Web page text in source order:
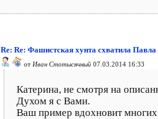
Re: Re: Фашистская хунта схватила Павла
от Иван Стотысячный 07.03.2014 16:33
Катерина, не смотря на
Духом я с Вами.
Ваш пример вдохновит